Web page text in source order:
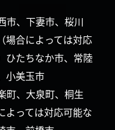
市、下妻市、桜川
合によっては対応
ひたちなか市、常陸
小美玉市
町、大泉町、桐生
っては対応可能な